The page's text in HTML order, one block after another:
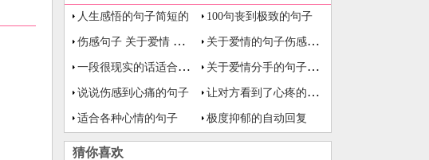
人生感悟的句子简短的 100句丧到极致的句子
伤感句子 关于爱情 心痛
关于爱情的句子伤感长句
一段很现实的话适合发朋友圈
关于爱情分手的句子伤感
说说伤感到心痛的句子 让对方看到了心疼的伤感句子
适合各种心情的句子 极度抑郁的自动回复
猜你喜欢